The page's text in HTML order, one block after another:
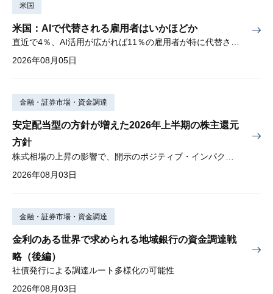
米国
米国：AIで代替される雇用者はいかほどか
直近で4％、AI活用が広がれば11％の雇用者が特に代替されやすい
2026年08月05日
金融・証券市場・資金調達
安定配当型の方針が増えた2026年上半期の株主還元
方針
2026年08月03日
金融・証券市場・資金調達
金利のある世界で求められる地域銀行の資金調達戦
略（後編）
社債発行による調達ルート多様化の可能性
2026年08月03日